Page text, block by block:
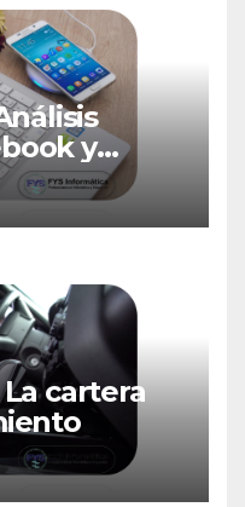
y
cartera